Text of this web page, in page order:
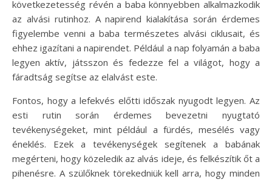
következetesség révén a baba könnyebben alkalmazkodik
az alvási rutinhoz. A napirend kialakítása során érdemes
figyelembe venni a baba természetes alvási ciklusait, és
ehhez igazítani a napirendet. Például a nap folyamán a baba
legyen aktív, játsszon és fedezze fel a világot, hogy a
fáradtság segítse az elalvást este.
Fontos, hogy a lefekvés előtti időszak nyugodt legyen. Az
esti rutin során érdemes bevezetni nyugtató
tevékenységeket, mint például a fürdés, mesélés vagy
éneklés. Ezek a tevékenységek segítenek a babának
megérteni, hogy közeledik az alvás ideje, és felkészítik őt a
pihenésre. A szülőknek törekedniük kell arra, hogy minden